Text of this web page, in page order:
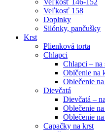
Veľkosť 146-152
Veľkosť 158
Doplnky
Silónky, pančušky
Krst
Plienková torta
Chlapci
Chlapci – na
Oblčenie na
Oblečenie
Dievčatá
Dievčatá –
Oblečenie
Oblečenie
Capačky na krst